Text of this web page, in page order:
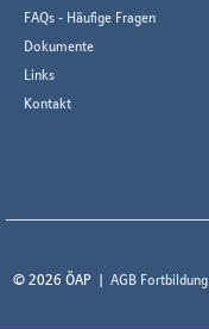
FAQs - Häufige Fragen
Dokumente
Links
Kontakt
© 2026 ÖAP AGB Fortbildung